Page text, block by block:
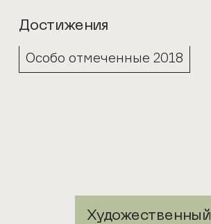
Художественный
Достижения
Особо отмеченные 2018